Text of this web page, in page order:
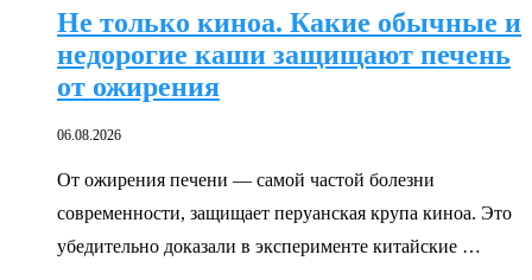
Не только киноа. Какие обычные и
недорогие каши защищают печень
от ожирения
06.08.2026
От ожирения печени — самой частой болезни
современности, защищает перуанская крупа киноа. Это
убедительно доказали в эксперименте китайские …